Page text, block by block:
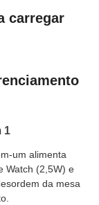
carregar
1
um alimenta
Watch (2,5W) e
da mesa